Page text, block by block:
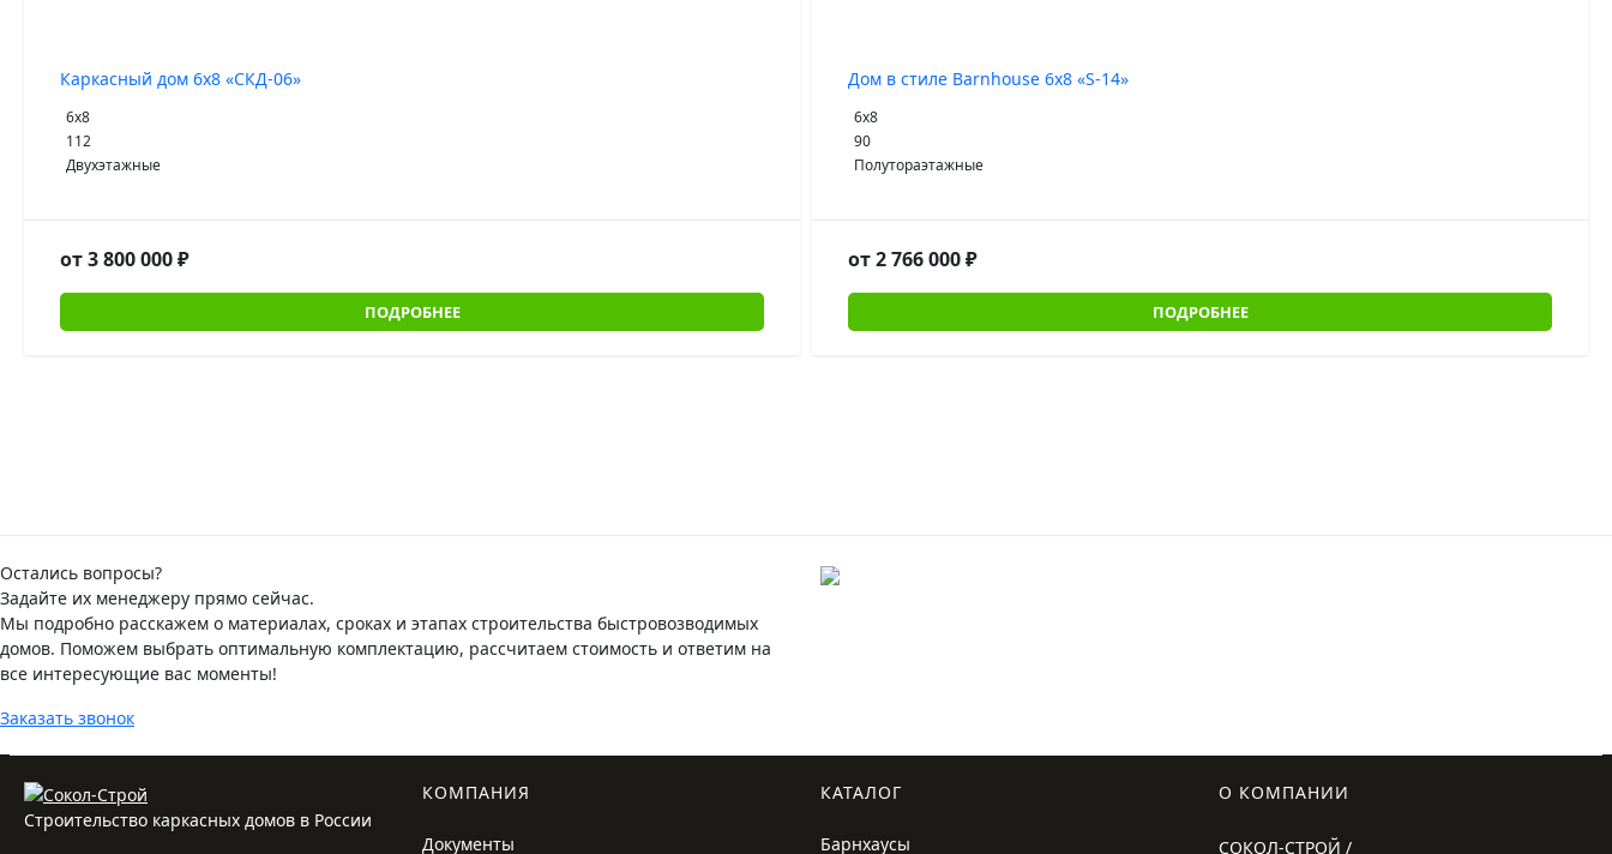
Каркасный дом 6x8 «СКД-06»
6х8
112
Двухэтажные
3 800 000₽
ПОДРОБНЕЕ
Дом в стиле Barnhouse 6x8 «S-14»
6х8
90
Полутораэтажные
2 766 000₽
ПОДРОБНЕЕ
Остались вопросы?
Задайте их менеджеру прямо сейчас.
Мы подробно расскажем о материалах, сроках и этапах строительства быстровозводимых
домов. Поможем выбрать оптимальную комплектацию, рассчитаем стоимость и ответим на
все интересующие вас моменты!
Заказать звонок
Строительство каркасных домов в России
КОМПАНИЯ
Документы
КАТАЛОГ
Барнхаусы
О КОМПАНИИ
СОКОЛ-СТРОЙ /